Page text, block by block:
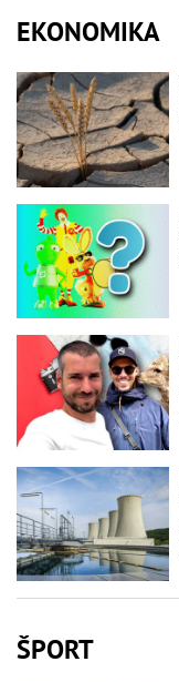
EKONOMIKA
ŠPORT